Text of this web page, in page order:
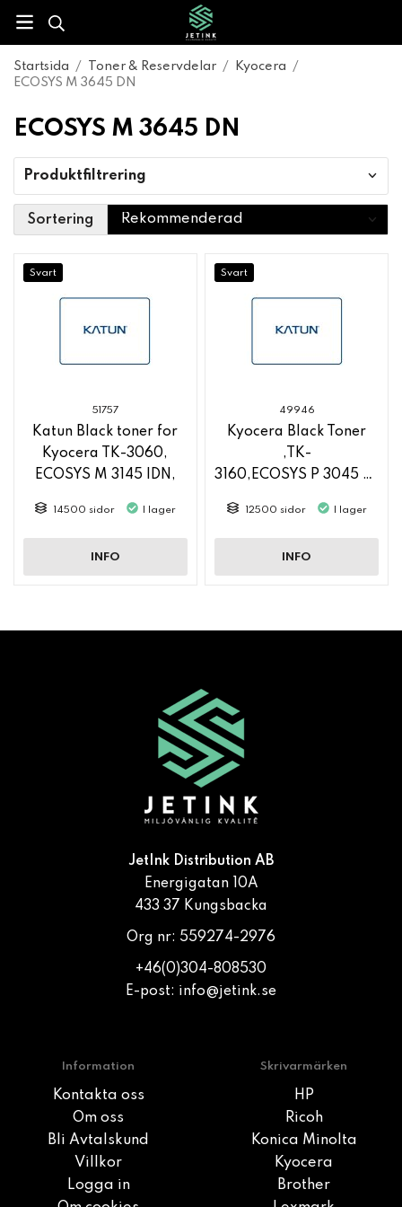
Startsida / Toner & Reservdelar / Kyocera
/
ECOSYS M 3645 DN
ECOSYS M 3645 DN
Produktfiltrering
Sortering
Svart
51757
Katun Black toner for
Kyocera TK-3060,
ECOSYS M 3145 IDN,
14500 sidor I lager
INFO
Svart
49946
Kyocera Black Toner
,TK-
3160,ECOSYS P 3045 DN
12500 sidor I lager
INFO
JetInk Distribution AB
Energigatan 10A
433 37 Kungsbacka
Org nr: 559274-2976
+46(0)304-808530
E-post: info@jetink.se
Information
Kontakta oss
Om oss
Bli Avtalskund
Villkor
Logga in
Skrivarmärken
HP
Ricoh
Konica Minolta
Kyocera
Brother